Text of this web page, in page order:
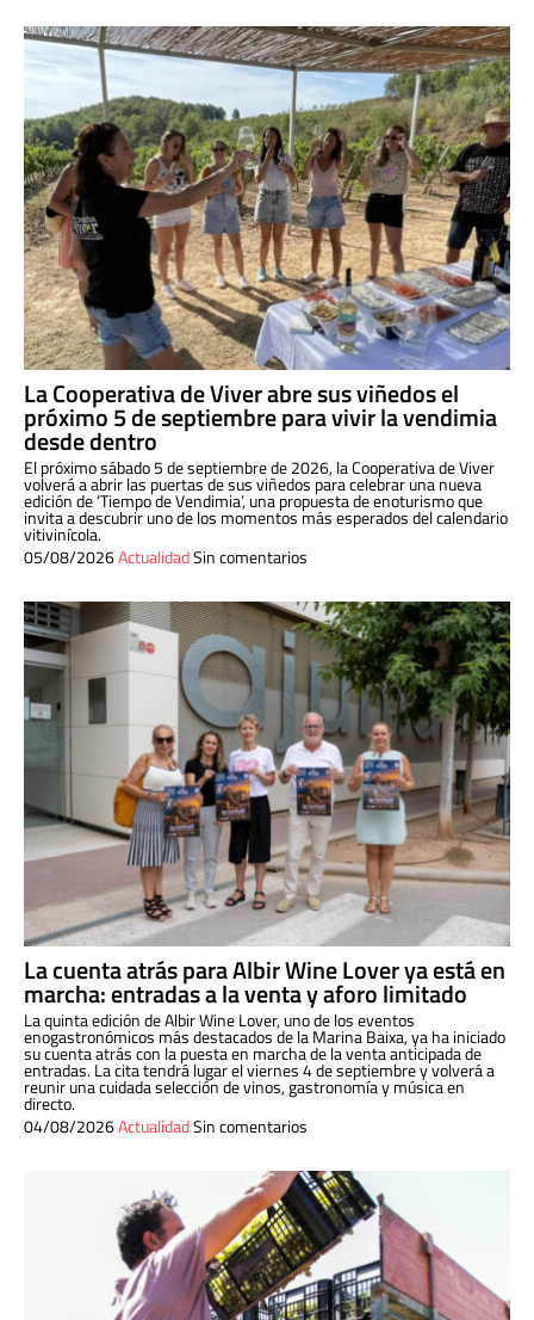
La Cooperativa de Viver abre sus viñedos el
próximo 5 de septiembre para vivir la vendimia
desde dentro
El próximo sábado 5 de septiembre de 2026, la Cooperativa de Viver
volverá a abrir las puertas de sus viñedos para celebrar una nueva
edición de ‘Tiempo de Vendimia’, una propuesta de enoturismo que
invita a descubrir uno de los momentos más esperados del calendario
vitivinícola.
05/08/2026ActualidadSin comentarios
La cuenta atrás para Albir Wine Lover ya está en
marcha: entradas a la venta y aforo limitado
La quinta edición de Albir Wine Lover, uno de los eventos
enogastronómicos más destacados de la Marina Baixa, ya ha iniciado
su cuenta atrás con la puesta en marcha de la venta anticipada de
entradas. La cita tendrá lugar el viernes 4 de septiembre y volverá a
reunir una cuidada selección de vinos, gastronomía y música en
directo.
04/08/2026ActualidadSin comentarios